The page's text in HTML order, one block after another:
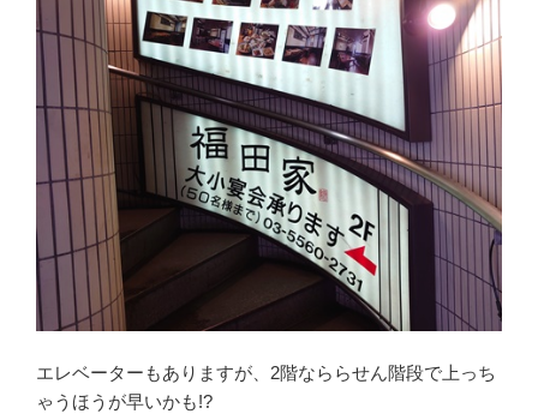
エレベーターもありますが、2階なららせん階段で上っち
ゃうほうが早いかも!?